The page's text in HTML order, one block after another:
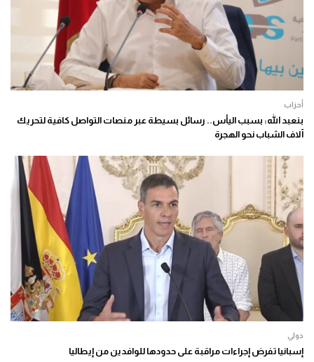
أحزاب
بنعبد الله: بسبب اليأس.. رسائل بسيطة عبر منصات التواصل كافية لتحريك
آلاف الشباب نحو الهجرة
دولي
إسبانيا تفرض إجراءات مراقبة على حدودها للوافدين من إيطاليا